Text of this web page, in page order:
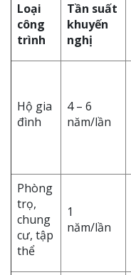
Loại
công
trình
Tần suất
khuyến
nghị
Hộ gia
đình
4 – 6
năm/lần
Phòng
trọ,
chung
cư, tập
thể
1
năm/lần